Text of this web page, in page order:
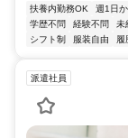
扶養内勤務OK 週1日
学歴不問
経験不問 未
シフト制
服装自由 履
派遣社員